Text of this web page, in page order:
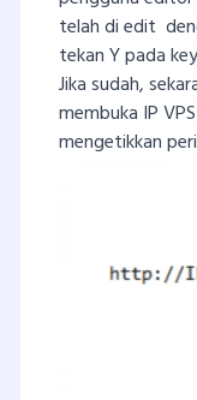
telah di edit
tekan Y pada
Jika sudah,
membuka IP
mengetikkan